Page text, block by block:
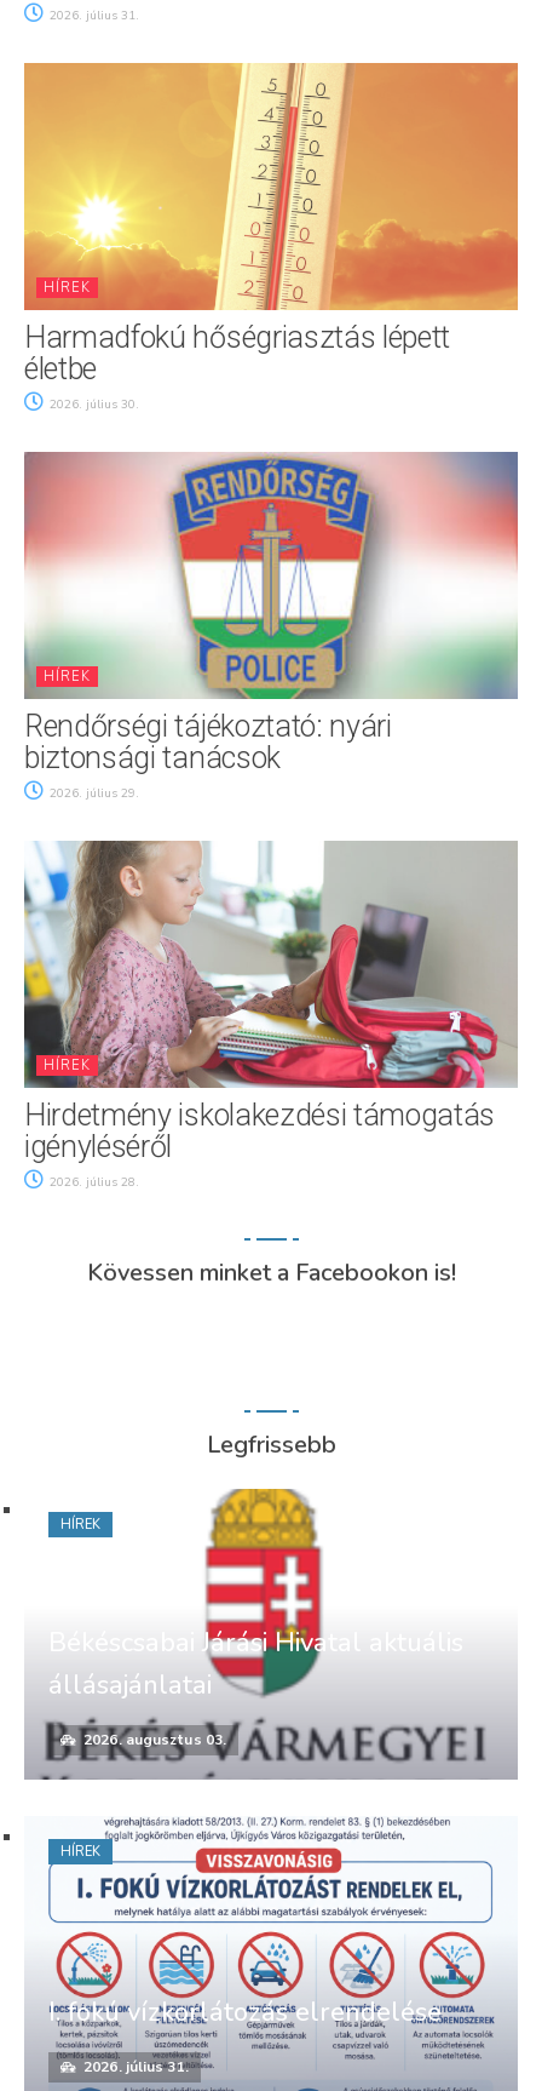
2026. július 31.
HÍREK
Harmadfokú hőségriasztás lépett
életbe
2026. július 30.
HÍREK
Rendőrségi tájékoztató: nyári
biztonsági tanácsok
2026. július 29.
HÍREK
Hirdetmény iskolakezdési támogatás
igényléséről
2026. július 28.
Kövessen minket a Facebookon is!
Legfrissebb
Békéscsabai Járási Hivatal aktuális
állásajánlatai
2026. augusztus 03.
HÍREK
I. fokú vízkorlátozás elrendelése
2026. július 31.
HÍREK